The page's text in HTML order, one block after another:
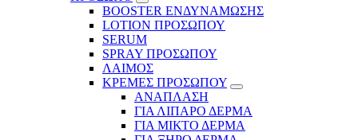
BOOSTER ΕΝΔΥΝΑΜΩΣΗΣ
LOTION ΠΡΟΣΩΠΟΥ
SERUM
SPRAY ΠΡΟΣΩΠΟΥ
ΛΑΙΜΟΣ
ΚΡΕΜΕΣ ΠΡΟΣΩΠΟΥ
ΑΝΑΠΛΑΣΗ
ΓΙΑ ΛΙΠΑΡΟ ΔΕΡΜΑ
ΓΙΑ ΜΙΚΤΟ ΔΕΡΜΑ